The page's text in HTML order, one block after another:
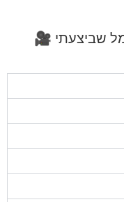
שביצעתי 🎥